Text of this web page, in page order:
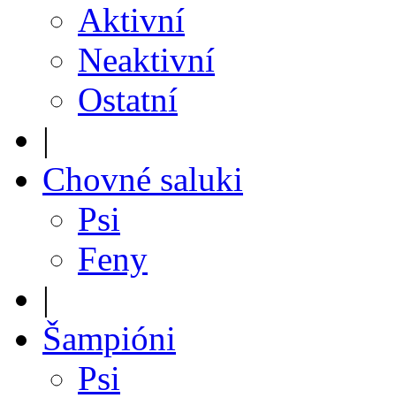
Aktivní
Neaktivní
Ostatní
|
Chovné saluki
Psi
Feny
|
Šampióni
Psi